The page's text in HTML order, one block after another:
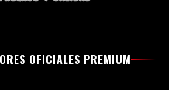
OFICIALES PREMIUM